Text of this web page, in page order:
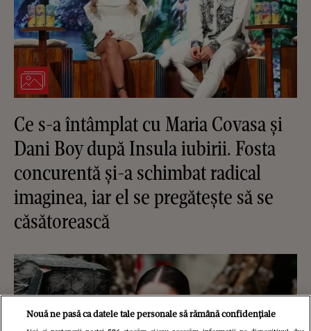
Ce s-a întâmplat cu Maria Covasa și
Dani Boy după Insula iubirii. Fosta
concurentă și-a schimbat radical
imaginea, iar el se pregătește să se
căsătorească
Nouă ne pasă ca datele tale personale să rămână confidențiale